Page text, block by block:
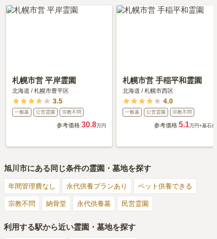
札幌市営 平岸霊園
北海道 /札幌市豊平区
3.5
一般墓 公営霊園 宗教不問
参考価格:30.8万円
札幌市営 手稲平和霊園
北海道 /札幌市西区
4.0
一般墓 公営霊園 宗教不問
参考価格:5.1万円+墓石代
旭川市にある同じ条件の霊園・墓地を探す
年間管理費なし 永代供養プランあり ペット供養できる
宗教不問 納骨堂 永代供養墓 民営霊園
利用する駅から近い霊園・墓地を探す